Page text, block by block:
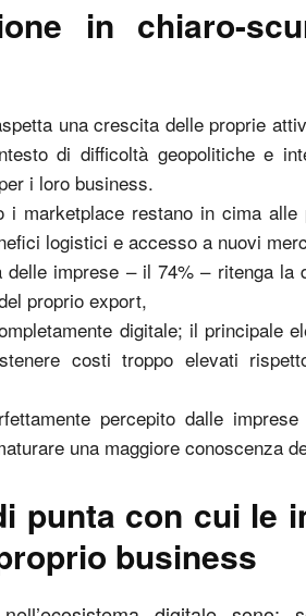
in chiaro-
una crescita delle proprie
di difficoltà geopolitiche e
i loro business.
i marketplace restano in cima
logistici e accesso a nuovi
delle imprese – il 74% – ritenga la
proprio export,
digitale; il principale
costi troppo elevati
percepito dalle
una maggiore conoscenza
punta con cui le
business